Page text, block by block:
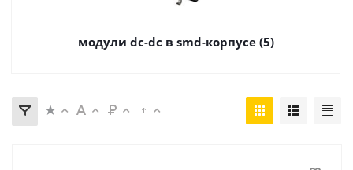
модули dc-dc в smd-корпусе (5)